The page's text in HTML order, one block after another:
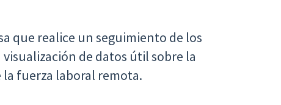
que realice un seguimiento de los
de datos útil sobre la
fuerza laboral remota.